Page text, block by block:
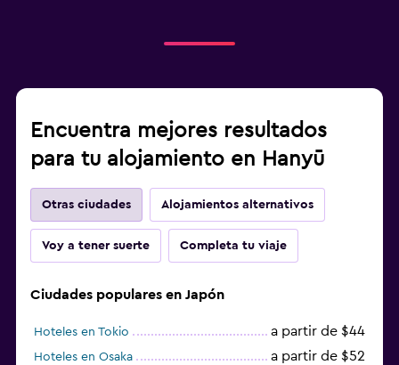
Encuentra mejores resultados
para tu alojamiento en Hanyū
Otras ciudades Alojamientos alternativos
Voy a tener suerte Completa tu viaje
Ciudades populares en Japón
Hoteles en Tokio a partir de $44
Hoteles en Osaka a partir de $52